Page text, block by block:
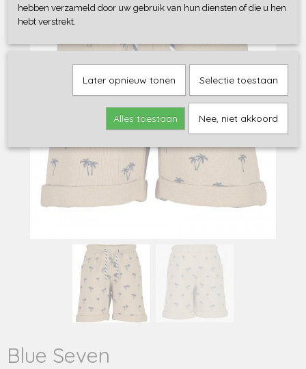
Blue Seven
hebben verzameld door uw gebruik van hun diensten of die u hen
hebt verstrekt.
Later opnieuw tonen Selectie toestaan
Alles toestaan Nee, niet akkoord